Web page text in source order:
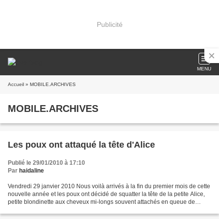
Publicité
MENU
Accueil » MOBILE.ARCHIVES
MOBILE.ARCHIVES
Les poux ont attaqué la tête d'Alice
Publié le 29/01/2010 à 17:10
Par haidaline
Vendredi 29 janvier 2010 Nous voilà arrivés à la fin du premier mois de cette
nouvelle année et les poux ont décidé de squatter la tête de la petite Alice,
petite blondinette aux cheveux mi-longs souvent attachés en queue de